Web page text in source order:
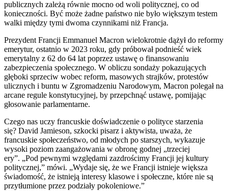
publicznych zależą równie mocno od woli politycznej, co od
konieczności. Być może żadne państwo nie było większym testem
walki między tymi dwoma czynnikami niż Francja.
Prezydent Francji Emmanuel Macron wielokrotnie dążył do reformy
emerytur, ostatnio w 2023 roku, gdy próbował podnieść wiek
emerytalny z 62 do 64 lat poprzez ustawę o finansowaniu
zabezpieczenia społecznego. W obliczu sondaży pokazujących
głęboki sprzeciw wobec reform, masowych strajków, protestów
ulicznych i buntu w Zgromadzeniu Narodowym, Macron polegał na
arcane regule konstytucyjnej, by przepchnąć ustawę, pomijając
głosowanie parlamentarne.
Czego nas uczy francuskie doświadczenie o polityce starzenia
się? David Jamieson, szkocki pisarz i aktywista, uważa, że
francuskie społeczeństwo, od młodych po starszych, wykazuje
wysoki poziom zaangażowania w obronę godnej „trzeciej
ery”. „Pod pewnymi względami zazdrościmy Francji jej kultury
politycznej,” mówi. „Wydaje się, że we Francji istnieje większa
świadomość, że istnieją interesy klasowe i społeczne, które nie są
przytłumione przez podziały pokoleniowe.”